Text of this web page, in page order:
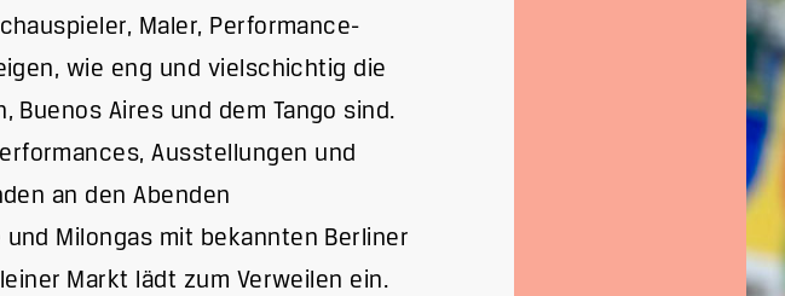
Maler, Performance-
wie eng und vielschichtig die
Buenos Aires und dem Tango sind.
Ausstellungen und
an den Abenden
Milongas mit bekannten Berliner
Markt lädt zum Verweilen ein.